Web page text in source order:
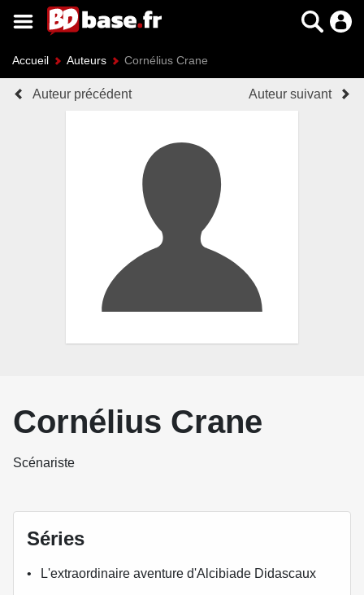
Accueil Auteurs Cornélius Crane
Auteur précédent Auteur suivant
Cornélius Crane
Scénariste
Séries
L'extraordinaire aventure d'Alcibiade Didascaux